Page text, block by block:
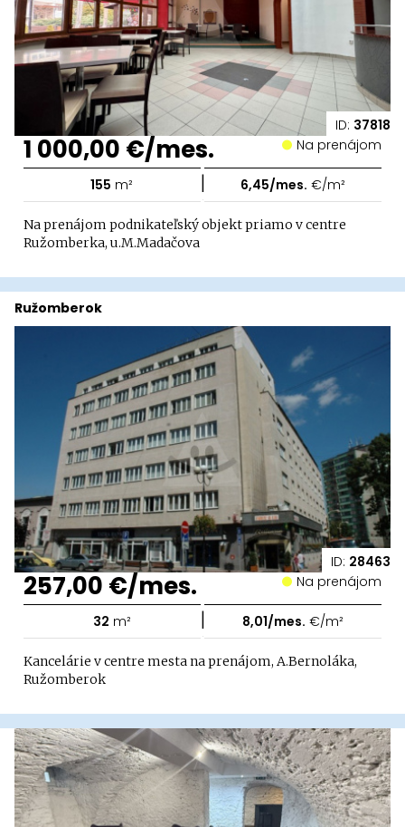
ID: 37818
1 000,00 €/mes. Na prenájom
155 m² | 6,45/mes. €/m²
Na prenájom podnikateľský objekt priamo v centre
Ružomberka, u.M.Madačova
ID: 28463
Ružomberok
257,00 €/mes. Na prenájom
32 m² | 8,01/mes. €/m²
Kancelárie v centre mesta na prenájom, A.Bernoláka,
Ružomberok